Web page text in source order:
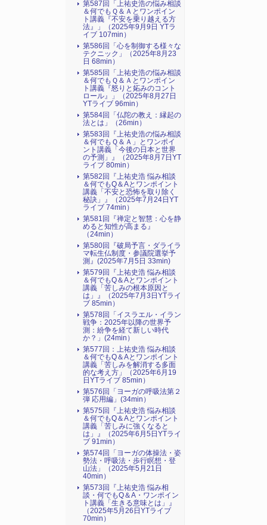
第587回「上祐史浩の悩み相談
＆何でもＱ＆Ａとワンポイン
ト講義『不安を乗り越える方
法』​」（2025年9月9日 YTラ
イブ 107min）
第586回「心を制御する様々な
テクニック」（2025年8月23
日 68min）
第585回「上祐史浩の悩み相談
＆何でもＱ＆Ａとワンポイン
ト講義『怒りと妬みのコント
ロール』​」（2025年8月27日
YTライブ 96min）
第584回「仏陀の教え：縁起の
法とは」（26min）
第583回『上祐史浩の悩み相談
＆何でもＱ＆Ａ」とワンポイ
ント講義「今後の日本と世界
の予測」』（2025年8月7日YT
ライブ 80min）
第582回『上祐史浩 悩み相談
＆何でもQ＆Aとワンポイント
講義「不安と恐怖を取り除く
秘訣」』（2025年7月24日YT
ライブ 74min）
第581回『禅定と智慧：心を静
めると知性が高まる』
（24min）
第580回『破局予言・ダライラ
マ転生仏制度・参議院選挙予
測』(2025年7月5日 33min)
第579回『上祐史浩 悩み相談
＆何でもQ＆Aとワンポイント
講義「苦しみの根本原因と
は」』（2025年7月3日YTライ
ブ 85min）
第578回「イスラエル・イラン
戦争：2025年以降の世界予
測：紛争を経て新しい時代
か？」(24min）
第577回：上祐史浩 悩み相談
＆何でもQ＆Aとワンポイント
講義「苦しみを解消する多面
的な考え方」（2025年6月19
日YTライブ 85min）
第576回「ヨーガの呼吸法第２
弾 応用編」(34min）
第575回『上祐史浩 悩み相談
＆何でもQ＆Aとワンポイント
講義「苦しみに強くなると
は」』（2025年6月5日YTライ
ブ 91min）
第574回「ヨーガの体操法・姿
勢法・呼吸法・歩行瞑想・登
山法」（2025年5月21日
40min）
第573回『上祐史浩 悩み相
談・何でもQ＆A・ワンポイン
ト講義「生きる意味とは」』
（2025年5月26日YTライブ
70min）